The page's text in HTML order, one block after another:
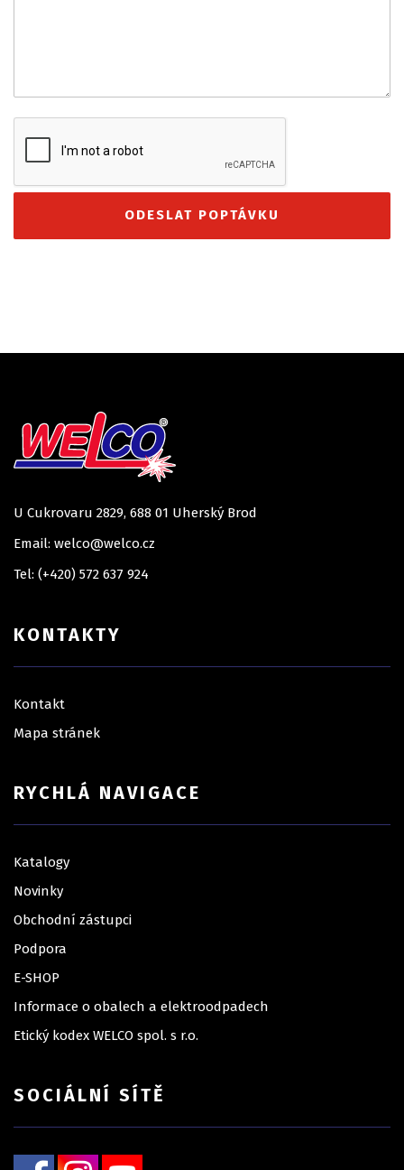
U Cukrovaru 2829, 688 01 Uherský Brod
Email: welco@welco.cz
Tel: (+420) 572 637 924
KONTAKTY
Kontakt
Mapa stránek
RYCHLÁ NAVIGACE
Katalogy
Novinky
Obchodní zástupci
Podpora
E-SHOP
Informace o obalech a elektroodpadech
Etický kodex WELCO spol. s r.o.
SOCIÁLNÍ SÍTĚ